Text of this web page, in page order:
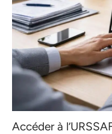
Accéder à